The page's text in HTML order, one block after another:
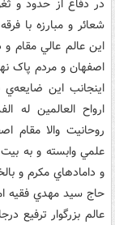
در دفاع از حدود و
شعائر و مبارزه با
اين عالم عالي مقام
اصفهان و مردم پاک
اينجانب اين
ارواح العالمين له
روحانيت والا مقام
علمي وابسته و به
و دامادهاي مکرم و
حاج سيد مهدي فقيه
عالم بزرگوار ترفيع